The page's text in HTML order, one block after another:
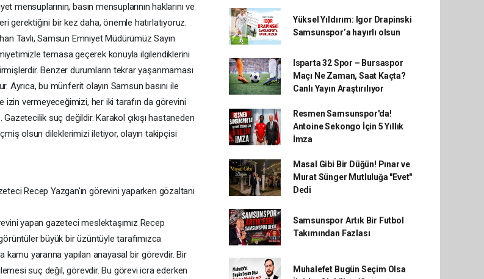
basın mensuplarının haklarını ve
gerektiğini bir kez daha, önemle hatırlatıyoruz.
Tavlı, Samsun Emniyet Müdürümüz Sayın
temasa geçerek konuyla ilgilendiklerini
Benzer durumların tekrar yaşanmaması
Ayrıca, bu münferit olayın Samsun basını ile
vermeyeceğimizi, her iki tarafın da görevini
suç değildir. Karakol çıkışı hastaneden
olsun dileklerimizi iletiyor, olayın takipçisi
Recep Yazgan'ın görevini yaparken gözaltanı
yapan gazeteci meslektaşımız Recep
büyük bir üzüntüyle tarafımızca
yararına yapılan anayasal bir görevdir. Bir
suç değil, görevdir. Bu görevi icra ederken
Yüksel Yıldırım: Igor Drapinski
Samsunspor’a hayırlı olsun
Isparta 32 Spor – Bursaspor
Maçı Ne Zaman, Saat Kaçta?
Canlı Yayın Araştırılıyor
Resmen Samsunspor'da!
Antoine Sekongo İçin 5 Yıllık
İmza
Masal Gibi Bir Düğün! Pınar ve
Murat Sünger Mutluluğa "Evet"
Dedi
Samsunspor Artık Bir Futbol
Takımından Fazlası
Muhalefet Bugün Seçim Olsa